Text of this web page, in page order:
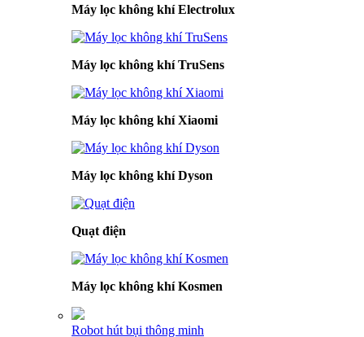
Máy lọc không khí Electrolux
Máy lọc không khí TruSens
Máy lọc không khí Xiaomi
Máy lọc không khí Dyson
Quạt điện
Máy lọc không khí Kosmen
Robot hút bụi thông minh